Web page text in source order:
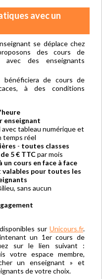
avec un
se déplace chez
des cours de
avec des enseignants
de cours de
à des conditions
enseignant
tableau numérique et
temps réel
- toutes classes
5 € TTCpar mois
un cours en face à face
valables pour toutes les
sans aucun
sur Unicours.fr.
un 1er cours de
sur le lien suivant :
votre espace membre,
un enseignant » et
de votre choix.